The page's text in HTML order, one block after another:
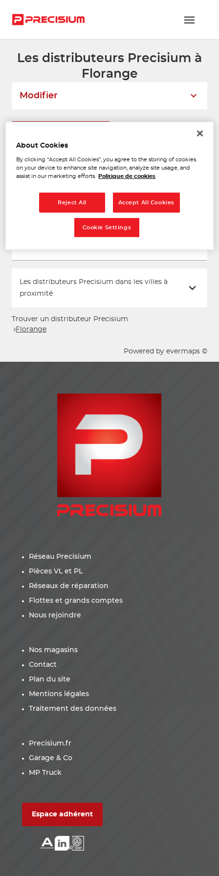
RÉSEAU PRECISIUM
NOUS REJOINDRE
CONTACTEZ-NOUS
Les distributeurs Precisium à
Florange
Modifier
1
MOSELLE DISTRIBUTION
AUTOMOBILE
57535 MARANGE SILVANGE
Fermé actuellement
Téléphone
Voir plus
Les distributeurs Precisium dans les villes à
proximité
Trouver un distributeur Precisium
Florange
Powered by evermaps ©
Réseau Precisium
Pièces VL et PL
Réseaux de réparation
Flottes et grands comptes
Nous rejoindre
Nos magasins
Contact
Plan du site
Mentions légales
Traitement des données
Precisium.fr
Garage & Co
MP Truck
Espace adhérent
About Cookies
By clicking “Accept All Cookies”, you agree to the storing of cookies
on your device to enhance site navigation, analyze site usage, and
assist in our marketing efforts.
Politique de cookies
Reject All Accept All Cookies
Cookie Settings